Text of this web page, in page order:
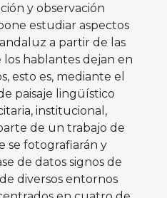
y observación
estudiar aspectos
a partir de las
hablantes dejan en
esto es, mediante el
paisaje lingüístico
institucional,
de un trabajo de
se fotografiarán y
de datos signos de
diversos entornos